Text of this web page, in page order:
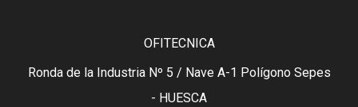
OFITECNICA
Ronda de la Industria Nº 5 / Nave A-1 Polígono Sepes
- HUESCA